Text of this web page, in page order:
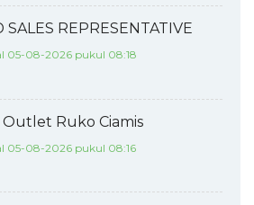
SALES REPRESENTATIVE
05-08-2026 pukul 08:18
Ruko Ciamis
05-08-2026 pukul 08:16